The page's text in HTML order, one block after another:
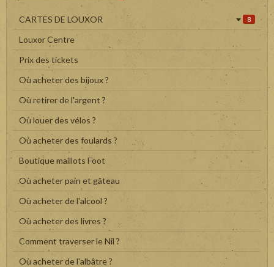
CARTES DE LOUXOR 8
Louxor Centre
Prix des tickets
Où acheter des bijoux ?
Où retirer de l'argent ?
Où louer des vélos ?
Où acheter des foulards ?
Boutique maillots Foot
Où acheter pain et gâteau
Où acheter de l'alcool ?
Où acheter des livres ?
Comment traverser le Nil ?
Où acheter de l'albâtre ?